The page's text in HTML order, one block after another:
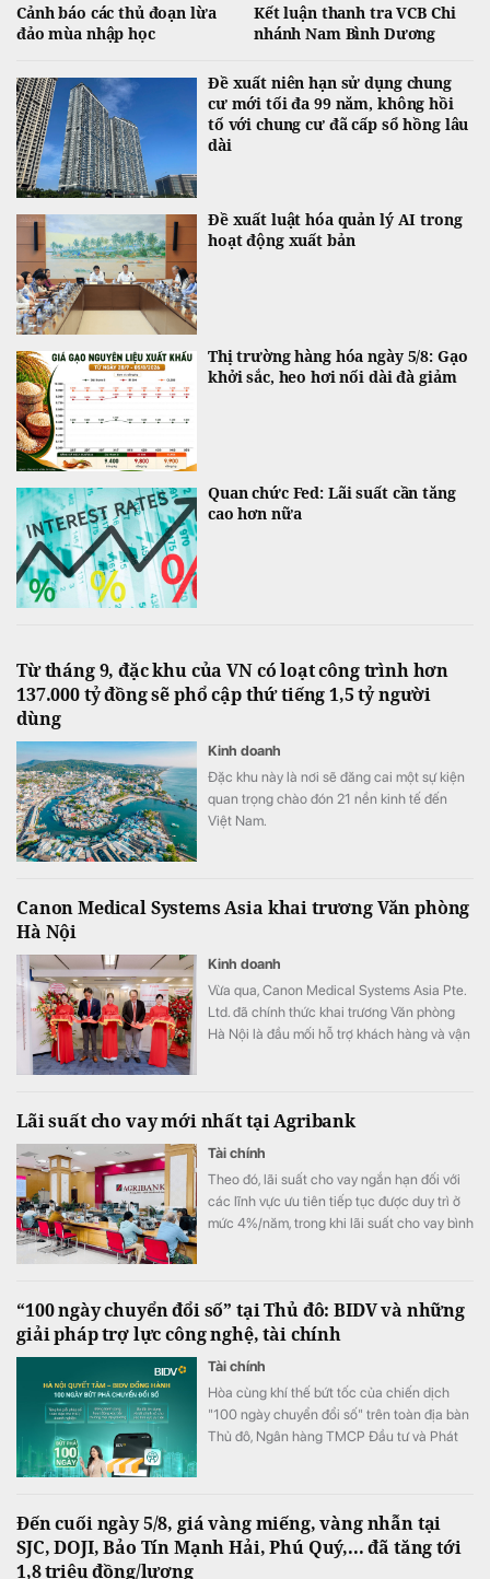
Cảnh báo các thủ đoạn lừa
đảo mùa nhập học
Kết luận thanh tra VCB Chi
nhánh Nam Bình Dương
Đề xuất niên hạn sử dụng chung
cư mới tối đa 99 năm, không hồi
tố với chung cư đã cấp sổ hồng lâu
dài
Đề xuất luật hóa quản lý AI trong
hoạt động xuất bản
Thị trường hàng hóa ngày 5/8: Gạo
khởi sắc, heo hơi nối dài đà giảm
Quan chức Fed: Lãi suất cần tăng
cao hơn nữa
Từ tháng 9, đặc khu của VN có loạt công trình hơn
137.000 tỷ đồng sẽ phổ cập thứ tiếng 1,5 tỷ người
dùng
Kinh doanh
Đặc khu này là nơi sẽ đăng cai một sự kiện
quan trọng chào đón 21 nền kinh tế đến
Việt Nam.
Canon Medical Systems Asia khai trương Văn phòng
Hà Nội
Kinh doanh
Vừa qua, Canon Medical Systems Asia Pte.
Ltd. đã chính thức khai trương Văn phòng
Hà Nội là đầu mối hỗ trợ khách hàng và vận
Lãi suất cho vay mới nhất tại Agribank
Tài chính
Theo đó, lãi suất cho vay ngắn hạn đối với
các lĩnh vực ưu tiên tiếp tục được duy trì ở
mức 4%/năm, trong khi lãi suất cho vay bình
“100 ngày chuyển đổi số” tại Thủ đô: BIDV và những
giải pháp trợ lực công nghệ, tài chính
Tài chính
Hòa cùng khí thế bứt tốc của chiến dịch
"100 ngày chuyển đổi số" trên toàn địa bàn
Thủ đô, Ngân hàng TMCP Đầu tư và Phát
các đơn vị sự nghiệp.
Đến cuối ngày 5/8, giá vàng miếng, vàng nhẫn tại
SJC, DOJI, Bảo Tín Mạnh Hải, Phú Quý,... đã tăng tới
1,8 triệu đồng/lượng